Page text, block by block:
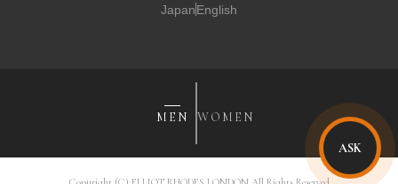
ASK
JapanEnglish
MEN WOMEN